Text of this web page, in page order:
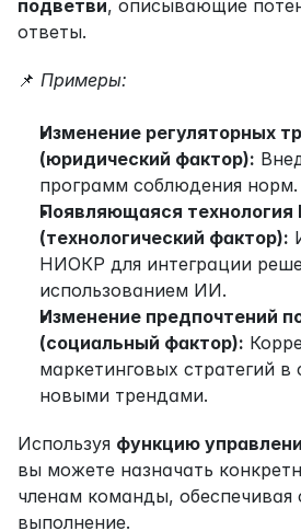
подветви, описывающие
ответы.
📌 Примеры:
Изменение регуляторных
(юридический фактор):
программ соблюдения норм.
Появляющаяся технология
(технологический фактор):
НИОКР для интеграции
использованием ИИ.
Изменение предпочтений
(социальный фактор):
маркетинговых стратегий в
новыми трендами.
Используя функцию
вы можете назначать
членам команды, обеспечивая
выполнение.